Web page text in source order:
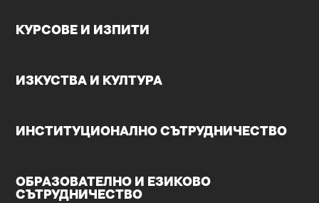
КУРСОВЕ И ИЗПИТИ
ИЗКУСТВА И КУЛТУРА
ИНСТИТУЦИОНАЛНО СЪТРУДНИЧЕСТВО
ОБРАЗОВАТЕЛНО И ЕЗИКОВО
СЪТРУДНИЧЕСТВО